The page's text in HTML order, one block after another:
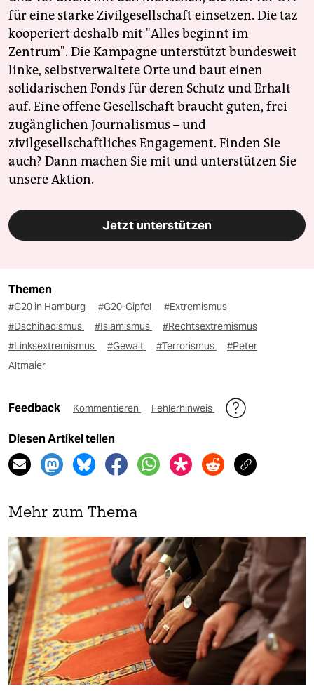
für eine starke Zivilgesellschaft einsetzen. Die taz
kooperiert deshalb mit "Alles beginnt im
Zentrum". Die Kampagne unterstützt bundesweit
linke, selbstverwaltete Orte und baut einen
solidarischen Fonds für deren Schutz und Erhalt
auf. Eine offene Gesellschaft braucht guten, frei
zugänglichen Journalismus – und
zivilgesellschaftliches Engagement. Finden Sie
auch? Dann machen Sie mit und unterstützen Sie
unsere Aktion.
Jetzt unterstützen
Themen
#G20 in Hamburg #G20-Gipfel
#Extremismus
#Dschihadismus
#Islamismus
#Rechtsextremismus
#Linksextremismus
#Gewalt #Terrorismus
#Peter
Altmaier
Feedback Kommentieren Fehlerhinweis
Diesen Artikel teilen
Mehr zum Thema